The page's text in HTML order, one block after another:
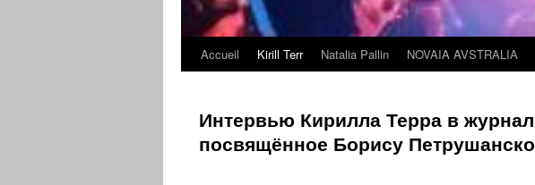
Aller
contenu
Accueil Kirill Terr Natalia Pallin NOVAIA AVSTRALIA
Интервью Кирилла Терра в
посвящённое Борису